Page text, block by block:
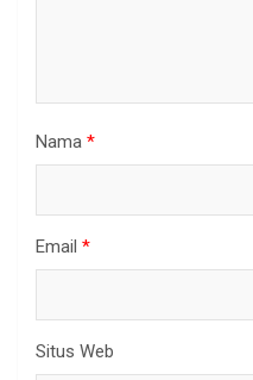
Nama *
Email *
Situs Web